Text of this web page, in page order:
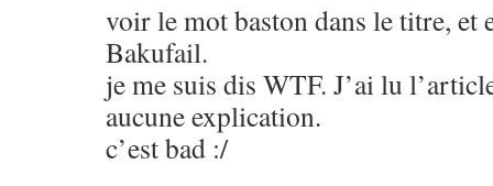
voir le mot baston dans le titre, et
Bakufail.
je me suis dis WTF. J’ai lu
aucune explication.
c’est bad :/